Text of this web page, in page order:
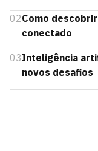
02Como
conectado
03Inteligência
novos desafios